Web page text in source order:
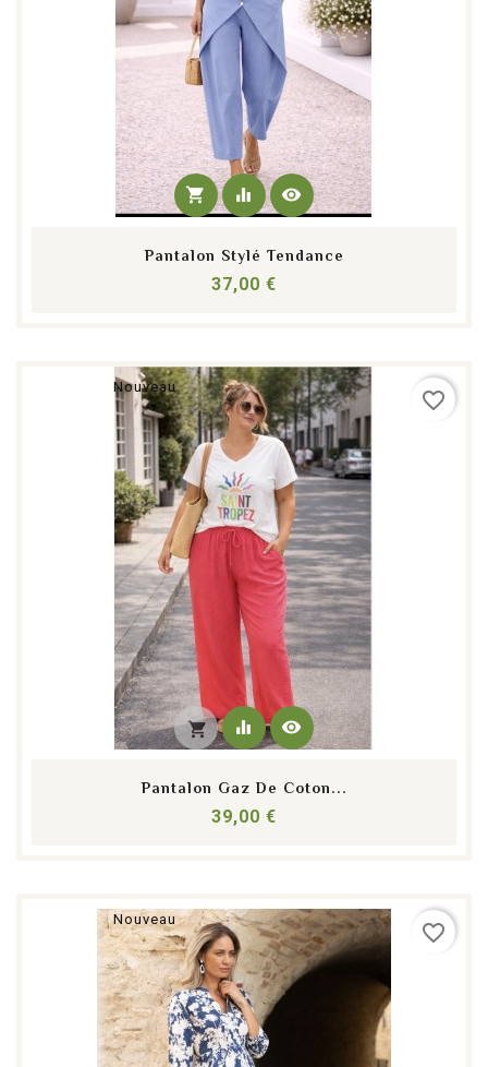
shopping_cart equalizer visibility
Pantalon Stylé Tendance
37,00 €
Nouveau
shopping_cart equalizer visibility
Pantalon Gaz De Coton...
39,00 €
favorite_border
Nouveau
favorite_border